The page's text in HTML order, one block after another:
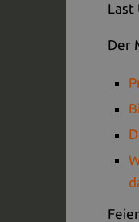
Last
Der